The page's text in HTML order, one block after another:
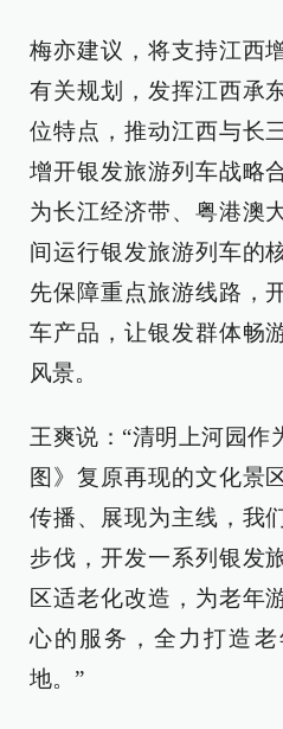
梅亦建议，将支持江西
有关规划，发挥江西承
位特点，推动江西与长
增开银发旅游列车战略
为长江经济带、粤港澳
间运行银发旅游列车的
先保障重点旅游线路，
车产品，让银发群体畅
风景。
王爽说：“清明上河园作
图》复原再现的文化景
传播、展现为主线，我
步伐，开发一系列银发
区适老化改造，为老年
心的服务，全力打造
地。”